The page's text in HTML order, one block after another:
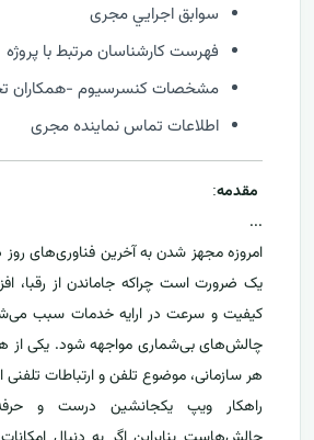
سوابق اجرايي مجری
فهرست كارشناسان مرتبط با پروژه
مشخصات كنسرسيوم -همكاران
اطلاعات تماس نماینده مجری
مقدمه:
...
امروزه مجهز شدن به آخرین فناوری‌های روز
یک ضرورت است چراکه جاماندن از رقبا،
کیفیت و سرعت در ارایه خدمات سبب
چالش‌های بی‌شماری مواجهه شود. یکی از
هر سازمانی، موضوع تلفن و ارتباطات
راهکار ویپ یکجانشین درست و